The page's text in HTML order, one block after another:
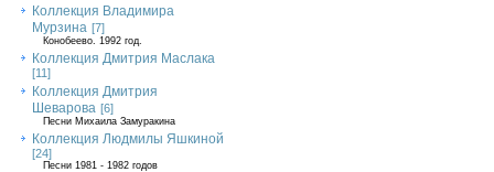
Коллекция Владимира
Мурзина [7]
Конобеево. 1992 год.
Коллекция Дмитрия Маслака
[11]
Коллекция Дмитрия
Шеварова [6]
Песни Михаила Замуракина
Коллекция Людмилы Яшкиной
[24]
Песни 1981 - 1982 годов